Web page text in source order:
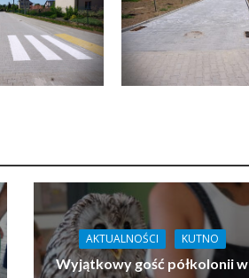
AKTUALNOŚCI KUTNO
Wyjątkowy gość półkolonii w